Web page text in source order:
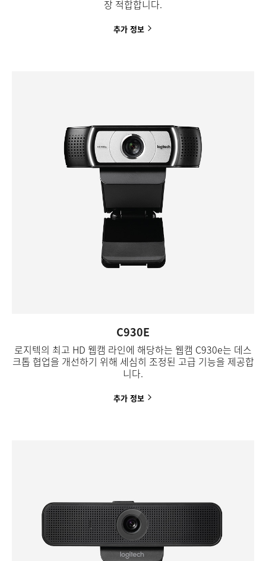
장 적합합니다.
추가 정보
C930E
로지텍의 최고 HD 웹캠 라인에 해당하는 웹캠 C930e는 데스
크톱 협업을 개선하기 위해 세심히 조정된 고급 기능을 제공합
니다.
추가 정보